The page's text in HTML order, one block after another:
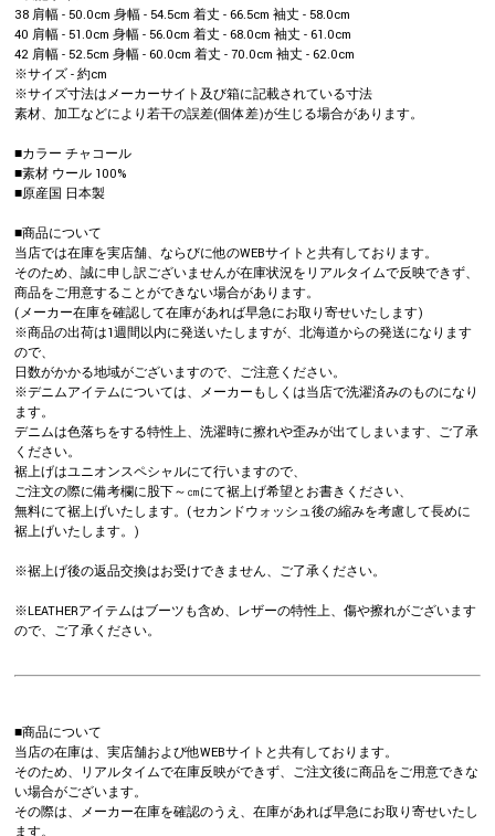
38 肩幅 - 50.0cm 身幅 - 54.5cm 着丈 - 66.5cm 袖丈 - 58.0cm
40 肩幅 - 51.0cm 身幅 - 56.0cm 着丈 - 68.0cm 袖丈 - 61.0cm
42 肩幅 - 52.5cm 身幅 - 60.0cm 着丈 - 70.0cm 袖丈 - 62.0cm
※サイズ - 約cm
※サイズ寸法はメーカーサイト及び箱に記載されている寸法
素材、加工などにより若干の誤差(個体差)が生じる場合があります。
■カラー チャコール
■素材 ウール 100%
■原産国 日本製
■商品について
当店では在庫を実店舗、ならびに他のWEBサイトと共有しております。
そのため、誠に申し訳ございませんが在庫状況をリアルタイムで反映できず、
商品をご用意することができない場合があります。
(メーカー在庫を確認して在庫があれば早急にお取り寄せいたします)
※商品の出荷は1週間以内に発送いたしますが、北海道からの発送になります
ので、
日数がかかる地域がございますので、ご注意ください。
※デニムアイテムについては、メーカーもしくは当店で洗濯済みのものになり
ます。
デニムは色落ちをする特性上、洗濯時に擦れや歪みが出てしまいます、ご了承
ください。
裾上げはユニオンスペシャルにて行いますので、
ご注文の際に備考欄に股下～㎝にて裾上げ希望とお書きください、
無料にて裾上げいたします。(セカンドウォッシュ後の縮みを考慮して長めに
裾上げいたします。)
※裾上げ後の返品交換はお受けできません、ご了承ください。
※LEATHERアイテムはブーツも含め、レザーの特性上、傷や擦れがございます
ので、ご了承ください。
■商品について
当店の在庫は、実店舗および他WEBサイトと共有しております。
そのため、リアルタイムで在庫反映ができず、ご注文後に商品をご用意できな
い場合がございます。
その際は、メーカー在庫を確認のうえ、在庫があれば早急にお取り寄せいたし
ます。